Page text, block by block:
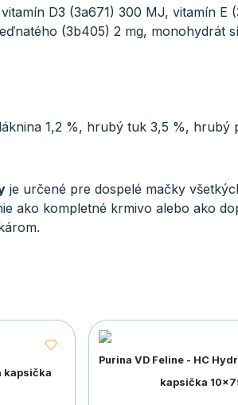
D3 (3a671) 300 MJ, vitamín
(3b405) 2 mg, monohydrát
1,2 %, hrubý tuk 3,5 %,
je určené pre dospelé mačky
ako kompletné krmivo alebo ako
kapsička
Purina VD Feline - HC
kapsička